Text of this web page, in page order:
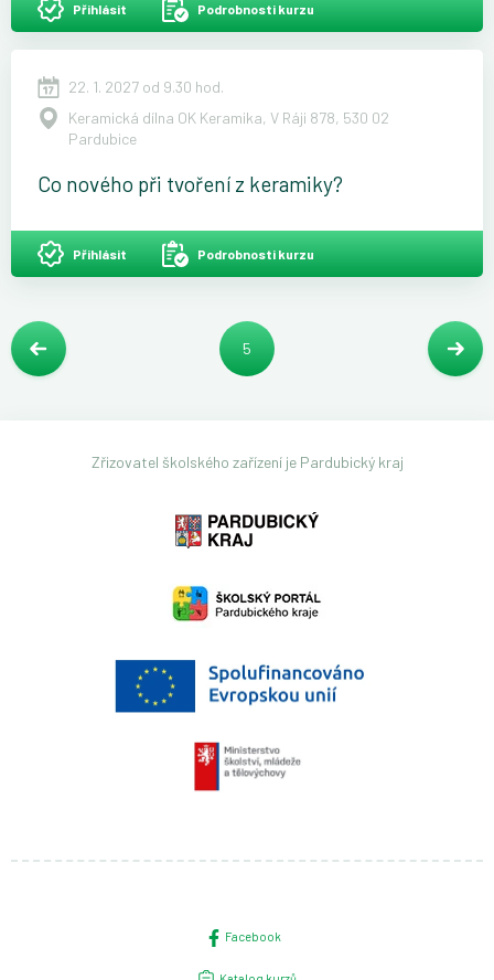
Přihlásit Podrobnosti kurzu
22. 1. 2027 od 9.30 hod.
Keramická dílna OK Keramika, V Ráji 878, 530 02
Pardubice
Co nového při tvoření z keramiky?
Přihlásit Podrobnosti kurzu
5
Zřizovatel školského zařízení je Pardubický kraj
Facebook